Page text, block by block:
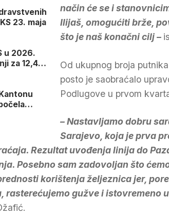
lista
23. maja
u 2026.
za 12,4
kamere
način će se i
Ilijaš, omogućiti brže,
što je naš konačni cilj –
Od ukupnog broja
posto je saobraćalo
Podlugove u prvom
– Nastavljamo dobru
Sarajevo, koja je prva
Rezultat uvođenja linija do
Posebno sam zadovoljan što
korištenja željeznica jer,
rasterećujemo gužve i istovremeno